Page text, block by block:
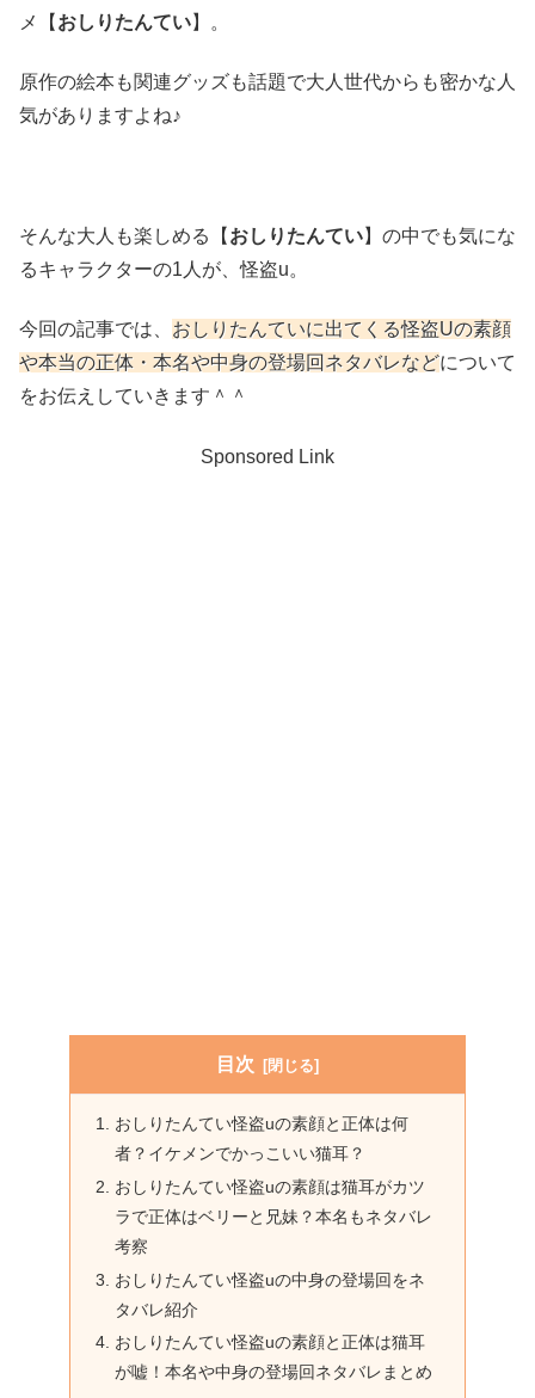
メ【 おしりたんてい】。
原作の絵本も関連グッズも話題で大人世代からも密かな人
気がありますよね♪
そんな大人も楽しめる【 おしりたんてい】の中でも気にな
るキャラクターの1人が、怪盗u。
今回の記事では、 おしりたんていに出てくる怪盗Uの素顔
や本当の正体・本名や中身の登場回ネタバレなどについて
をお伝えしていきます＾＾
Sponsored Link
目次
おしりたんてい怪盗uの素顔と正体は何
者？イケメンでかっこいい猫耳？
おしりたんてい怪盗uの素顔は猫耳がカツ
ラで正体はベリーと兄妹？本名もネタバレ
考察
おしりたんてい怪盗uの中身の登場回をネ
タバレ紹介
おしりたんてい怪盗uの素顔と正体は猫耳
が嘘！本名や中身の登場回ネタバレまとめ